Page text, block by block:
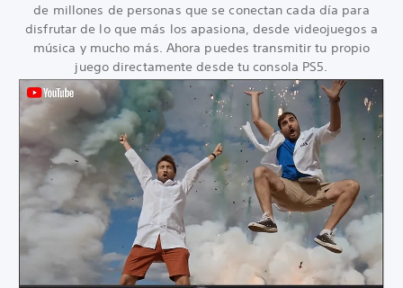
de millones de personas que se conectan cada día para
disfrutar de lo que más los apasiona, desde videojuegos a
música y mucho más. Ahora puedes transmitir tu propio
juego directamente desde tu consola PS5.